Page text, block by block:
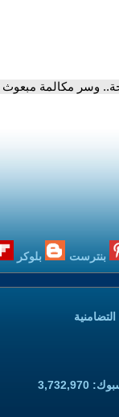
وسر مكالمة
بنترست بلوكر